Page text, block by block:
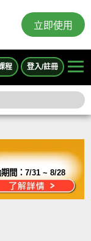
立即使用
程 登入/註冊
間：7/31 ~ 8/28